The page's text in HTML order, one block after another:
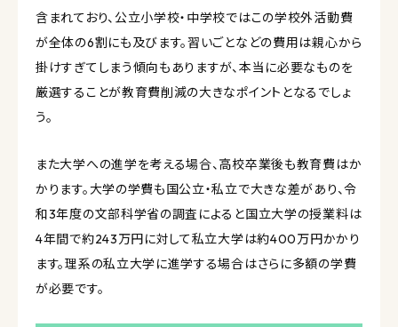
含まれており、公立小学校・中学校ではこの学校外活動費
が全体の6割にも及びます。習いごとなどの費用は親心から
掛けすぎてしまう傾向もありますが、本当に必要なものを
厳選することが教育費削減の大きなポイントとなるでしょ
う。
また大学への進学を考える場合、高校卒業後も教育費はか
かります。大学の学費も国公立・私立で大きな差があり、令
和3年度の文部科学省の調査によると国立大学の授業料は
4年間で約243万円に対して私立大学は約400万円かかり
ます。理系の私立大学に進学する場合はさらに多額の学費
が必要です。